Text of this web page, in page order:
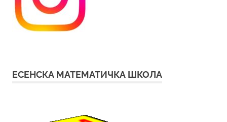
ЕСЕНСКА МАТЕМАТИЧКА ШКОЛА